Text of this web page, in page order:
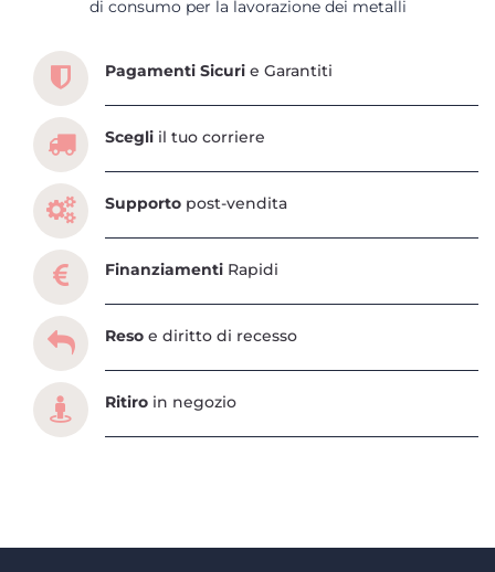
di consumo per la lavorazione dei metalli
Scopri tutti i servizi che ti abbiamo dedicato
Pagamenti Sicuri e Garantiti
Scegli il tuo corriere
Supporto post-vendita
Finanziamenti Rapidi
Reso e diritto di recesso
Ritiro in negozio